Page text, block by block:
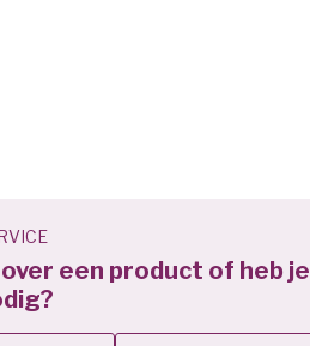
een product of heb je